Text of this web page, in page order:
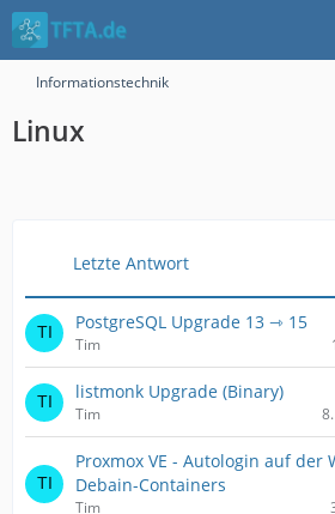
Informationstechnik
Linux
Letzte Antwort
PostgreSQL Upgrade 13 ⇾ 15
Tim
listmonk Upgrade (Binary)
Tim
Proxmox VE - Autologin auf der
Debain-Containers
Tim